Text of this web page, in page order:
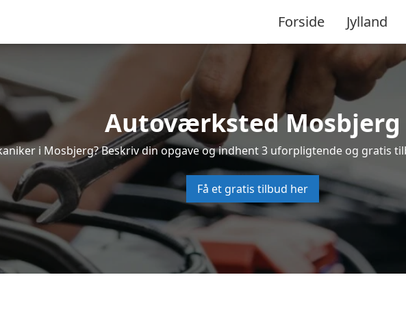
Forside Jylland
Autoværksted Mosbjerg
i Mosbjerg? Beskriv din opgave og indhent 3 uforpligtende og gratis
Få et gratis tilbud her